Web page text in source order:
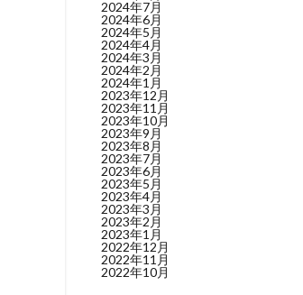
2024年7月
2024年6月
2024年5月
2024年4月
2024年3月
2024年2月
2024年1月
2023年12月
2023年11月
2023年10月
2023年9月
2023年8月
2023年7月
2023年6月
2023年5月
2023年4月
2023年3月
2023年2月
2023年1月
2022年12月
2022年11月
2022年10月